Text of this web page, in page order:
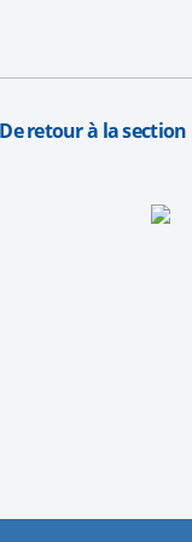
De retour à la section